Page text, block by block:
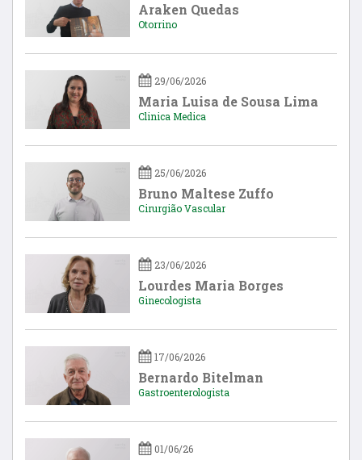
Araken Quedas
Otorrino
29/06/2026
Maria Luisa de Sousa Lima
Clinica Medica
25/06/2026
Bruno Maltese Zuffo
Cirurgião Vascular
23/06/2026
Lourdes Maria Borges
Ginecologista
17/06/2026
Bernardo Bitelman
Gastroenterologista
01/06/26